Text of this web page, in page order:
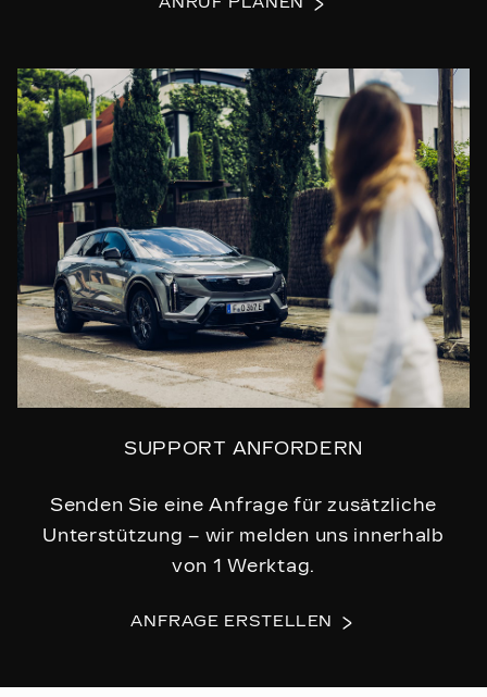
SUPPORT ANFORDERN
Senden Sie eine Anfrage für zusätzliche
Unterstützung – wir melden uns innerhalb
von 1 Werktag.
ANFRAGE ERSTELLEN